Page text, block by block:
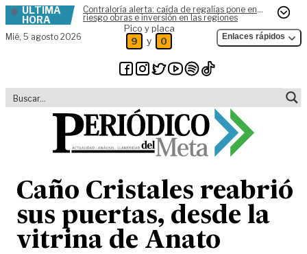
Skip to content
ÚLTIMA
HORA
Contraloría alerta: caída de regalías pone en
riesgo obras e inversión en las regiones
Mié, 5 agosto 2026
Pico y placa
9 y 0 Enlaces rápidos
Caño Cristales reabrió
sus puertas, desde la
vitrina de Anato